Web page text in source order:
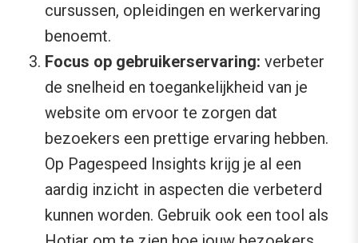
cursussen, opleidingen en werkervaring
benoemt.
Focus op gebruikerservaring: verbeter
de snelheid en toegankelijkheid van je
website om ervoor te zorgen dat
bezoekers een prettige ervaring hebben.
Op Pagespeed Insights krijg je al een
aardig inzicht in aspecten die verbeterd
kunnen worden. Gebruik ook een tool als